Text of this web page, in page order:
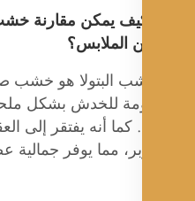
يمكن مقارنة خشب البتولا
الملابس؟
البتولا هو خشب صلب، مما
للخدش بشكل ملحوظ من
كما أنه يفتقر إلى العقد
مما يوفر جمالية عصرية